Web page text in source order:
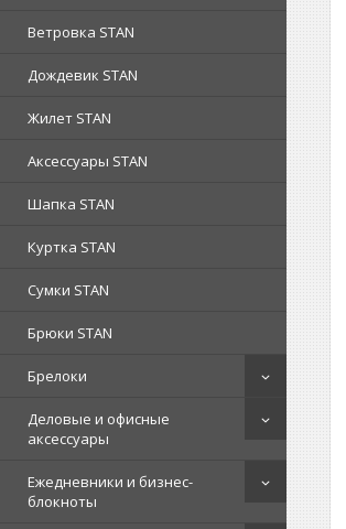
Ветровка STAN
Дождевик STAN
Жилет STAN
Аксессуары STAN
Шапка STAN
Куртка STAN
Сумки STAN
Брюки STAN
Брелоки
Деловые и офисные
аксессуары
Ежедневники и бизнес-
блокноты